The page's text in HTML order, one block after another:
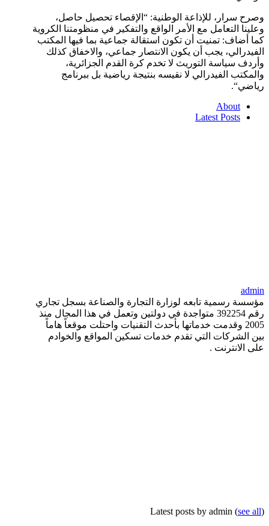
وصرح سرار، للإذاعة الوطنية: “الإقصاء تحصيل حاصل،
وعلينا التعامل مع الأمر الواقع والتفكير في منظومتنا الكروية
كما أضاف: تمنيت أن تكون استقالة جماعية بما فيها المكتب
الفيدرالي، يجب أن يكون الانتصار جماعي، والاخفاق كذلك
وأردف سياسة التوريث لا تخدم كرة القدم الجزائرية،
والمكتب الفيدرالي لا نقيسه بنتيجة رياضية بل ببرنامج
رياضي“
.
About
Latest Posts
admin
مؤسسة رسمية تابعه لوزارة التجارة والصناعة بسجل تجاري
رقم 392254 متواجدة في دولتين وتعمل في هذا المجال منذ
2005 وقدمت خدماتها بأحدث التقنيات واحتلت موقعاً هاماً
بين الشركات التي تقدم خدمات تسكين المواقع والخوادم
على الانترنت .
Latest posts by admin (see all)